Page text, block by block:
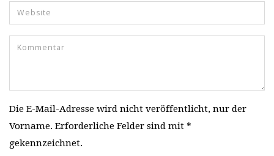
Die E-Mail-Adresse wird nicht veröffentlicht, nur der
Vorname. Erforderliche Felder sind mit *
gekennzeichnet.